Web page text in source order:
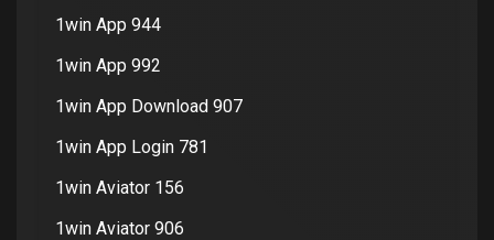
1win App 944
1win App 992
1win App Download 907
1win App Login 781
1win Aviator 156
1win Aviator 906